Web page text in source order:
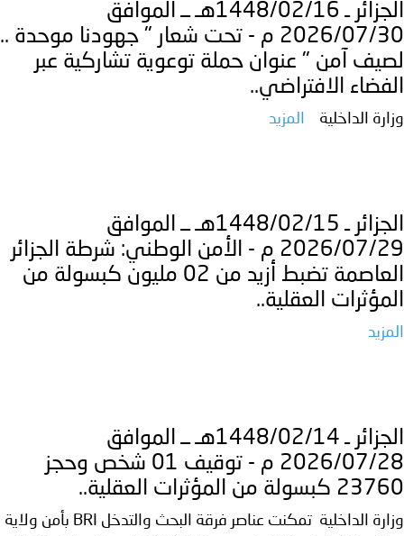
الجزائر ـ 1448/02/16هـ ــ الموافق
2026/07/30 م - تحت شعار " جهودنا موحدة ..
لصيف آمن " عنوان حملة توعوية تشاركية عبر
الفضاء الافتراضي..
وزارة الداخلية المزيد
الجزائر ـ 1448/02/15هـ ــ الموافق
2026/07/29 م - الأمن الوطني: شرطة الجزائر
العاصمة تضبط أزيد من 02 مليون كبسولة من
المؤثرات العقلية..
المزيد
الجزائر ـ 1448/02/14هـ ــ الموافق
2026/07/28 م - توقيف 01 شخص وحجز
23760 كبسولة من المؤثرات العقلية..
وزارة الداخلية تمكنت عناصر فرقة البحث والتدخل BRI بأمن ولاية